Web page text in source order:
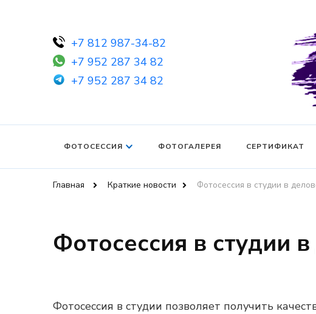
+7 812 987-34-82
+7 952 287 34 82
+7 952 287 34 82
ФОТОСЕССИЯ ФОТОГАЛЕРЕЯ СЕРТИФИКАТ
Главная Краткие новости Фотосессия в студии в
Фотосессия в студии
Фотосессия в студии позволяет получить